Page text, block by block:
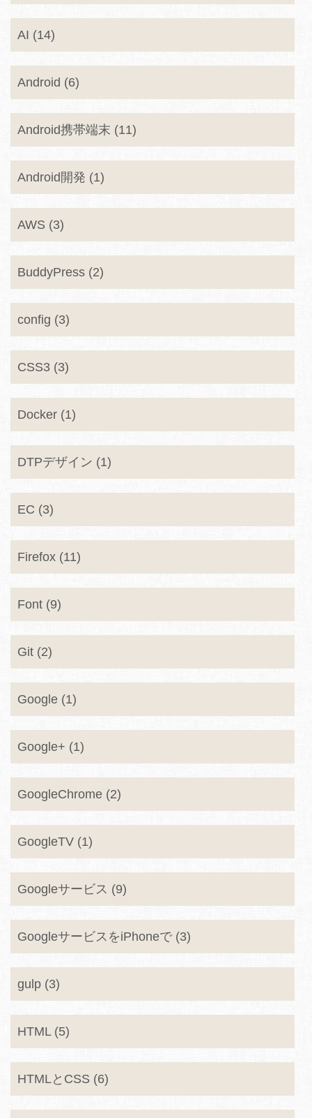
AI (14)
Android (6)
Android携帯端末 (11)
Android開発 (1)
AWS (3)
BuddyPress (2)
config (3)
CSS3 (3)
Docker (1)
DTPデザイン (1)
EC (3)
Firefox (11)
Font (9)
Git (2)
Google (1)
Google+ (1)
GoogleChrome (2)
GoogleTV (1)
Googleサービス (9)
GoogleサービスをiPhoneで (3)
gulp (3)
HTML (5)
HTMLとCSS (6)